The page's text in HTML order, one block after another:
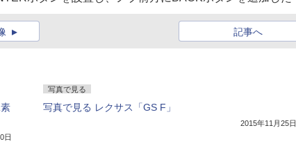
記事へ
日
写真で見る
写真で見る レクサス「GS F」
2015年11月25日